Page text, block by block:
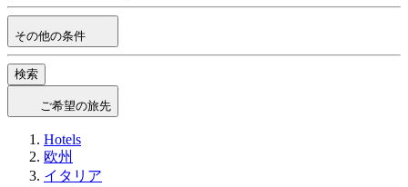
その他の条件
検索
ご希望の旅先
Hotels
欧州
イタリア